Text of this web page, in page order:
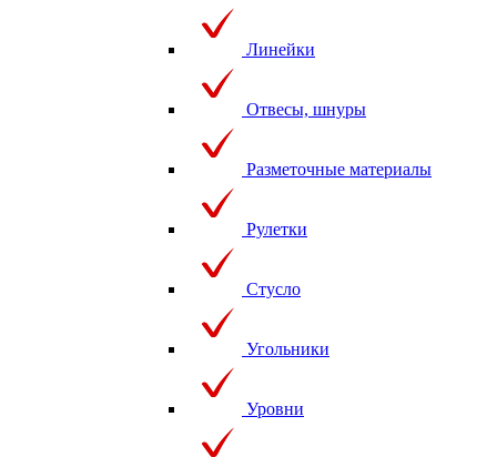
Линейки
Отвесы, шнуры
Разметочные материалы
Рулетки
Стусло
Угольники
Уровни